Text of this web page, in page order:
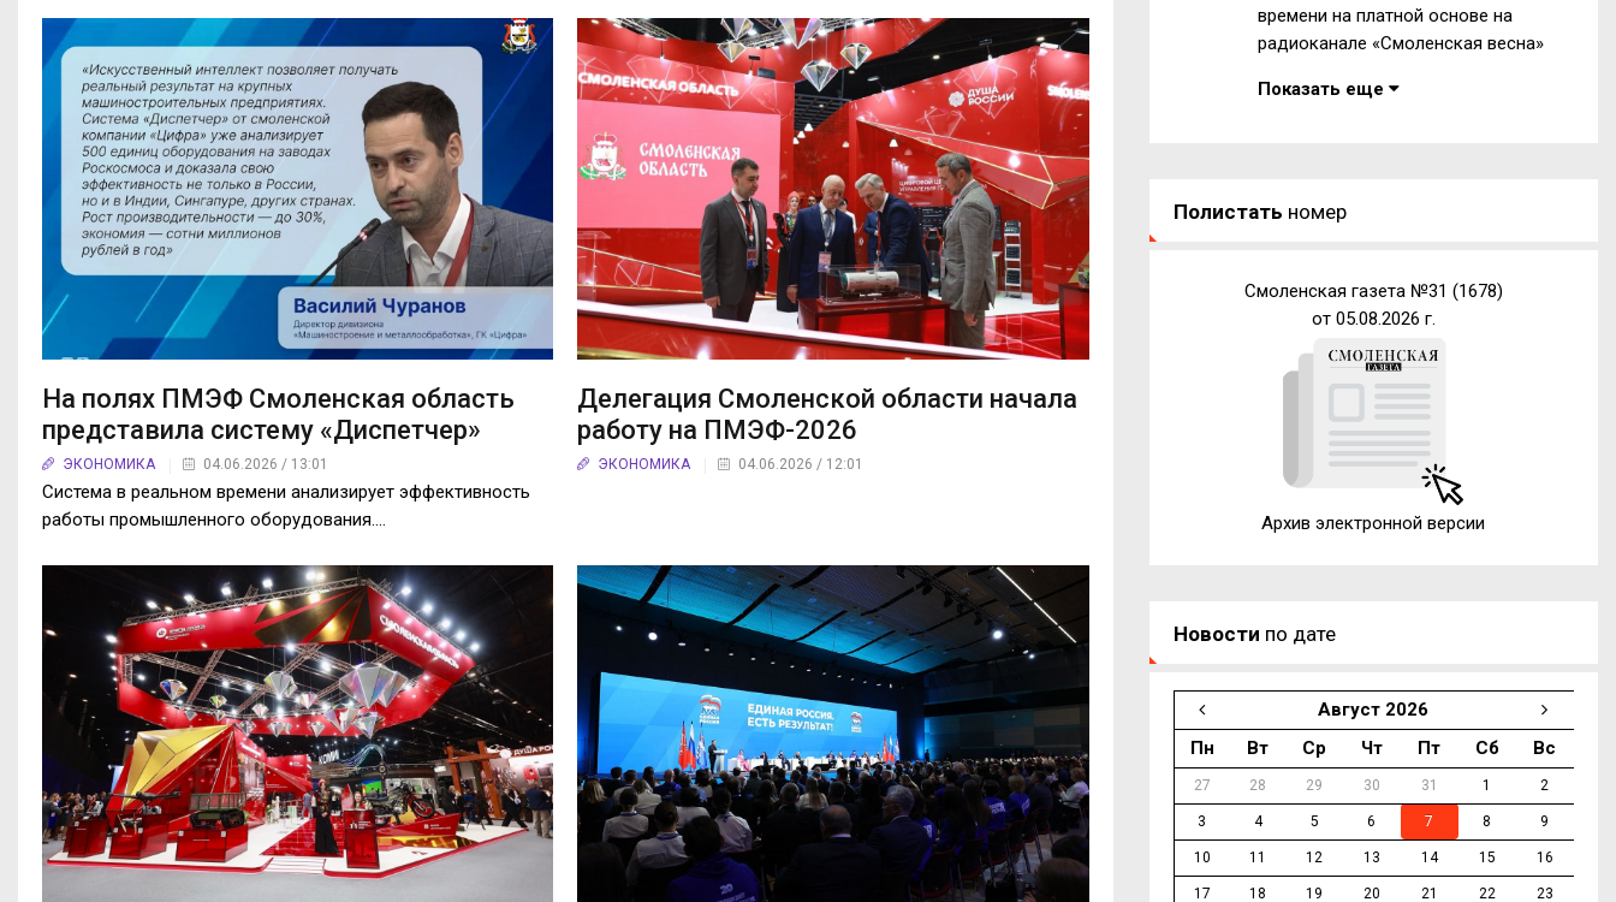
На полях ПМЭФ Смоленская область
представила систему «Диспетчер»
ЭКОНОМИКА 04.06.2026 / 13:01
Система в реальном времени анализирует эффективность
работы промышленного оборудования.…
Делегация Смоленской области начала
работу на ПМЭФ-2026
ЭКОНОМИКА 04.06.2026 / 12:01
времени на платной основе на
радиоканале «Смоленская весна»
Показать еще
Полистать номер
Смоленская газета №31 (1678)
от 05.08.2026 г.
Архив электронной версии
Новости по дате
Август 2026
Пн
Вт Ср Чт Пт Сб Вс
27 28 29 30 31 1 2
3 4 5 6 7 8 9
10 11 12 13 14 15 16
17 18 19 20 21 22 23